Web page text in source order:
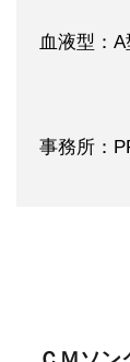
血液型：A
事務所：